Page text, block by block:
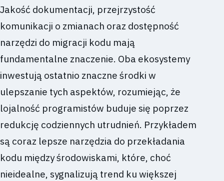
Jakość dokumentacji, przejrzystość
komunikacji o zmianach oraz dostępność
narzędzi do migracji kodu mają
fundamentalne znaczenie. Oba ekosystemy
inwestują ostatnio znaczne środki w
ulepszanie tych aspektów, rozumiejąc, że
lojalność programistów buduje się poprzez
redukcję codziennych utrudnień. Przykładem
są coraz lepsze narzędzia do przekładania
kodu między środowiskami, które, choć
nieidealne, sygnalizują trend ku większej